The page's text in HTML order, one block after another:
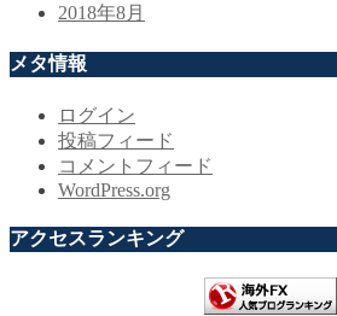
2018年8月
メタ情報
ログイン
投稿フィード
コメントフィード
WordPress.org
アクセスランキング